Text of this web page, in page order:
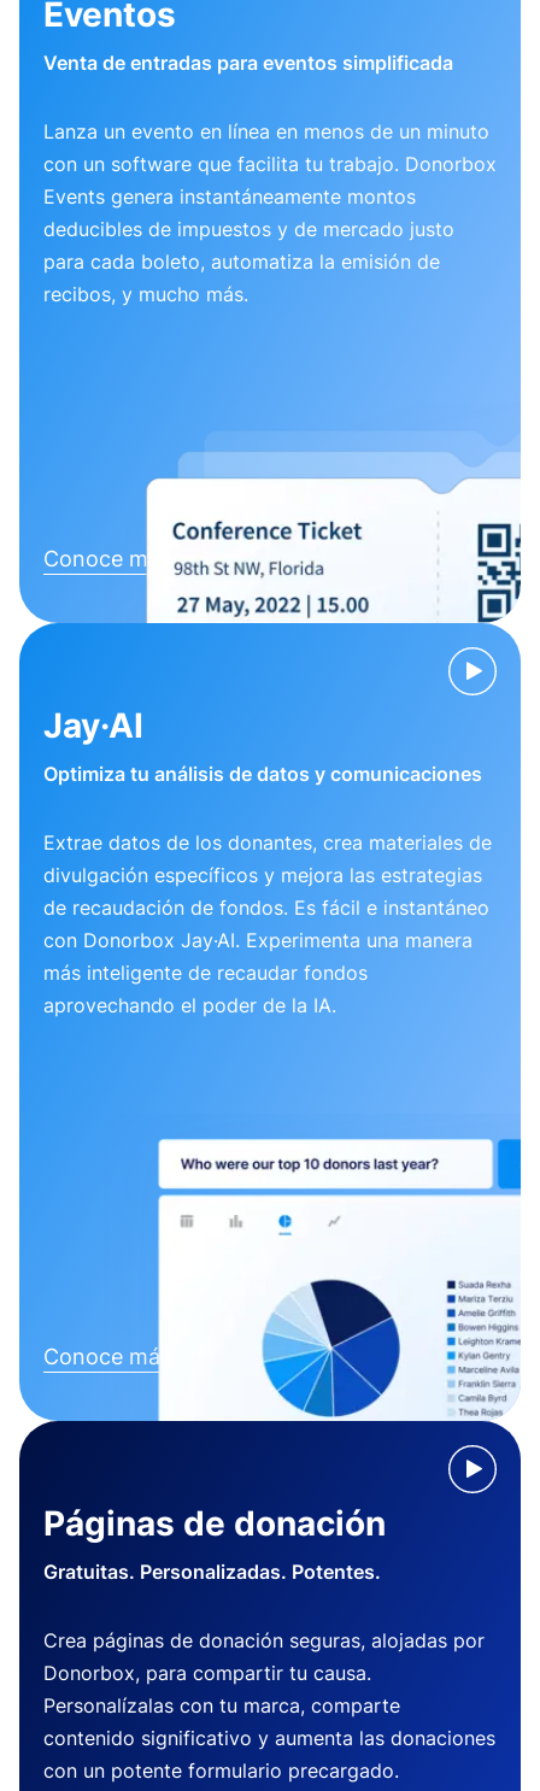
Eventos
Venta de entradas para eventos simplificada
Lanza un evento en línea en menos de un minuto
con un software que facilita tu trabajo. Donorbox
Events genera instantáneamente montos
deducibles de impuestos y de mercado justo
para cada boleto, automatiza la emisión de
recibos, y mucho más.
Conoce más
Jay·AI
Optimiza tu análisis de datos y comunicaciones
Extrae datos de los donantes, crea materiales de
divulgación específicos y mejora las estrategias
de recaudación de fondos. Es fácil e instantáneo
con Donorbox Jay·AI. Experimenta una manera
más inteligente de recaudar fondos
aprovechando el poder de la IA.
Conoce más
Páginas de donación
Gratuitas. Personalizadas. Potentes.
Crea páginas de donación seguras, alojadas por
Donorbox, para compartir tu causa.
Personalízalas con tu marca, comparte
contenido significativo y aumenta las donaciones
con un potente formulario precargado.